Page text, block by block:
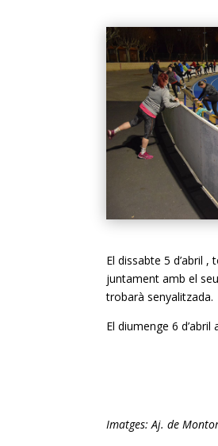
El dissabte 5 d’abril
juntament amb el
trobarà senyalitzada.
El diumenge 6
Imatges: Aj. de